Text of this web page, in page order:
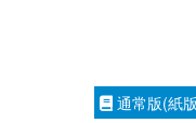
通常版(紙